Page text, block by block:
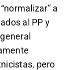
a
al PP y
pero